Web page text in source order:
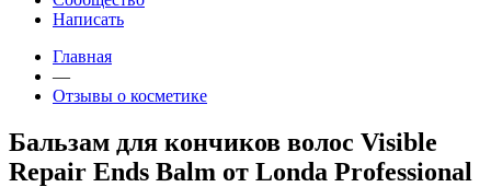
Написать
Главная
—
Отзывы о косметике
Бальзам для кончиков волос Visible
Repair Ends Balm от Londa Professional